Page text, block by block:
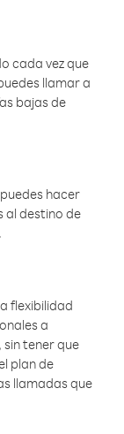
cada vez que
llamar a
bajas de
hacer
al destino de
flexibilidad
a
tener que
plan de
llamadas que